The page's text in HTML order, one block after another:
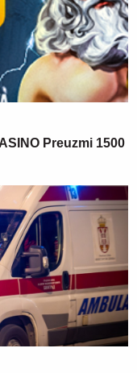
Preuzmi 1500